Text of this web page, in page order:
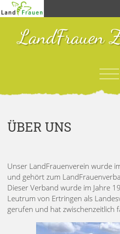
LandFrauen
ÜBER UNS
Unser LandFrauenverein wurde
und gehört zum
Dieser Verband wurde im Jahre
Leutrum von Ertringen als
gerufen und hat zwischenzeitlich